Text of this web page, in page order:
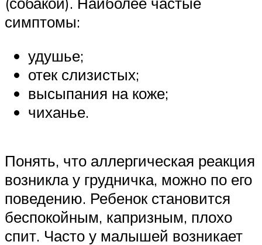
симптомы:
удушье;
отек слизистых;
высыпания на коже;
чиханье.
Понять, что аллергическая реакция
возникла у грудничка, можно по его
поведению. Ребенок становится
беспокойным, капризным, плохо
спит. Часто у малышей возникает